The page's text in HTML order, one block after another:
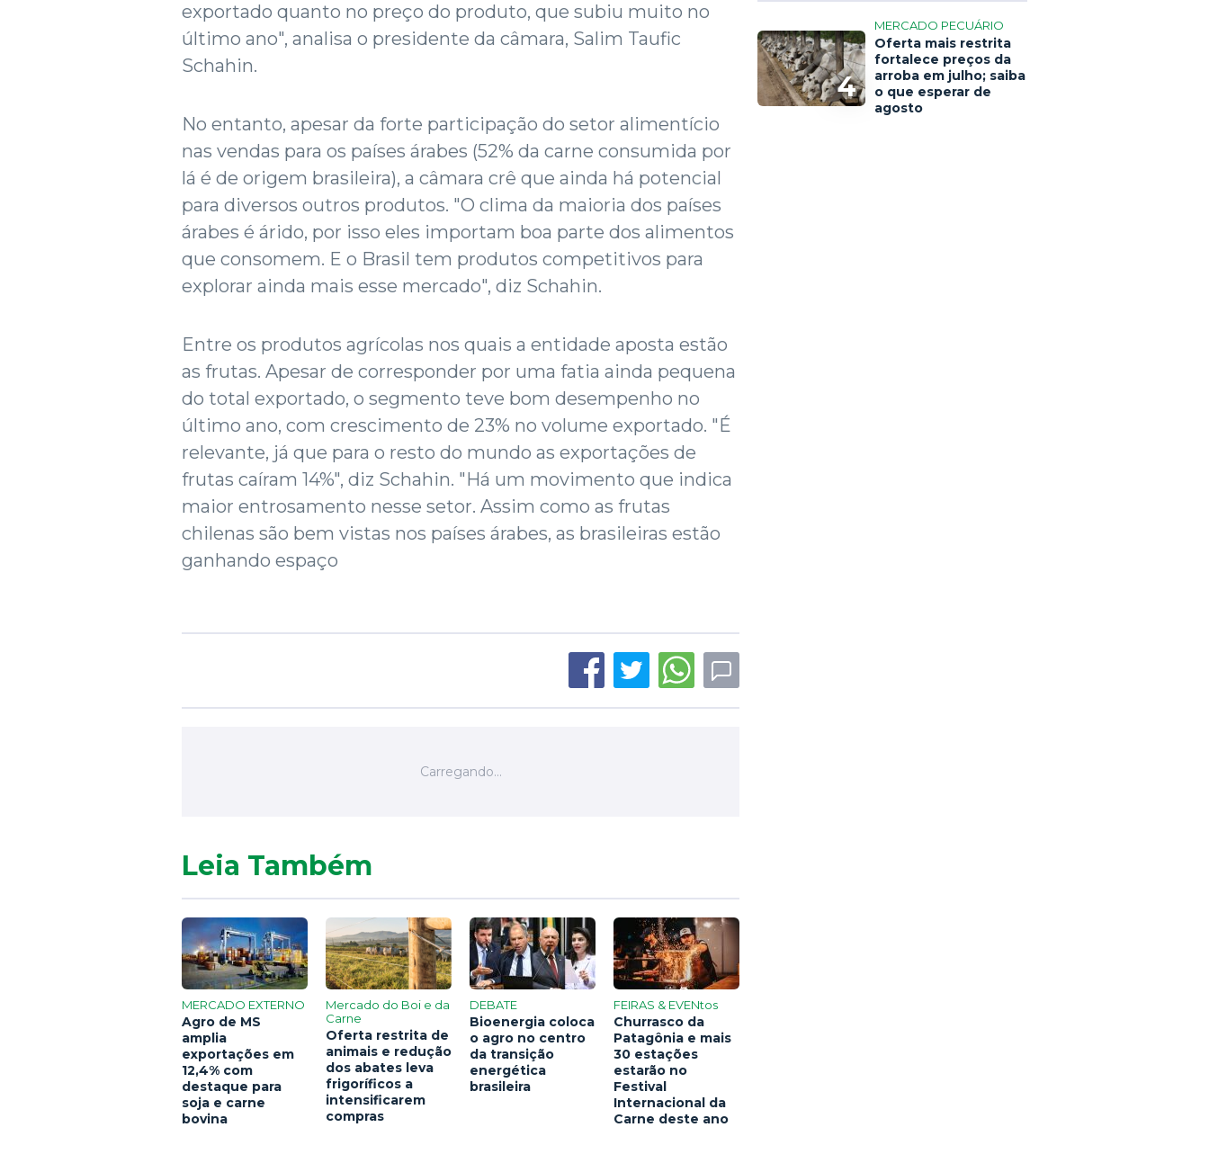
exportado quanto no preço do produto, que subiu muito no
último ano", analisa o presidente da câmara, Salim Taufic
Schahin.
No entanto, apesar da forte participação do setor alimentício
nas vendas para os países árabes (52% da carne consumida por
lá é de origem brasileira), a câmara crê que ainda há potencial
para diversos outros produtos. "O clima da maioria dos países
árabes é árido, por isso eles importam boa parte dos alimentos
que consomem. E o Brasil tem produtos competitivos para
explorar ainda mais esse mercado", diz Schahin.
Entre os produtos agrícolas nos quais a entidade aposta estão
as frutas. Apesar de corresponder por uma fatia ainda pequena
do total exportado, o segmento teve bom desempenho no
último ano, com crescimento de 23% no volume exportado. "É
relevante, já que para o resto do mundo as exportações de
frutas caíram 14%", diz Schahin. "Há um movimento que indica
maior entrosamento nesse setor. Assim como as frutas
chilenas são bem vistas nos países árabes, as brasileiras estão
ganhando espaço
4
MERCADO PECUÁRIO
Oferta mais restrita
fortalece preços da
arroba em julho; saiba
o que esperar de
agosto
Leia Também
MERCADO EXTERNO
Agro de MS
amplia
exportações em
12,4% com
destaque para
soja e carne
bovina
Mercado do Boi e da
Carne
Oferta restrita de
animais e redução
dos abates leva
frigoríficos a
intensificarem
compras
DEBATE
Bioenergia coloca
o agro no centro
da transição
energética
brasileira
FEIRAS & EVENtos
Churrasco da
Patagônia e mais
30 estações
estarão no
Festival
Internacional da
Carne deste ano